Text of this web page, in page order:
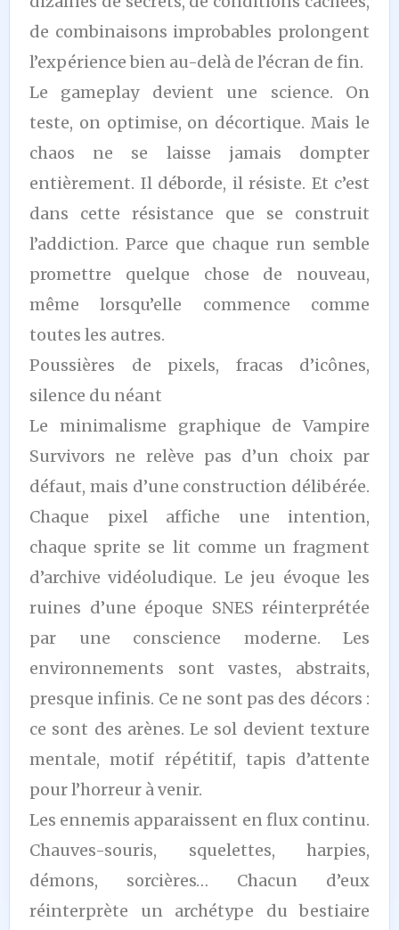
de combinaisons improbables prolongent
l’expérience bien au-delà de l’écran de fin.
Le gameplay devient une science. On
teste, on optimise, on décortique. Mais le
chaos ne se laisse jamais dompter
entièrement. Il déborde, il résiste. Et c’est
dans cette résistance que se construit
l’addiction. Parce que chaque run semble
promettre quelque chose de nouveau,
même lorsqu’elle commence comme
toutes les autres.
Poussières de pixels, fracas d’icônes,
silence du néant
Le minimalisme graphique de Vampire
Survivors ne relève pas d’un choix par
défaut, mais d’une construction délibérée.
Chaque pixel affiche une intention,
chaque sprite se lit comme un fragment
d’archive vidéoludique. Le jeu évoque les
ruines d’une époque SNES réinterprétée
par une conscience moderne. Les
environnements sont vastes, abstraits,
presque infinis. Ce ne sont pas des décors :
ce sont des arènes. Le sol devient texture
mentale, motif répétitif, tapis d’attente
pour l’horreur à venir.
Les ennemis apparaissent en flux continu.
Chauves-souris, squelettes, harpies,
démons, sorcières… Chacun d’eux
réinterprète un archétype du bestiaire